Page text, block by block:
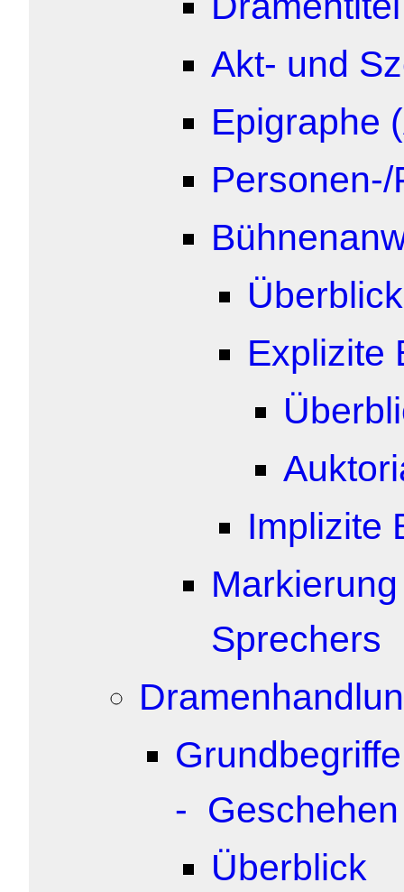
Akt- und
Epigraphe
Überblick
Explizite
Implizite
Sprechers
- Geschehen
Überblick